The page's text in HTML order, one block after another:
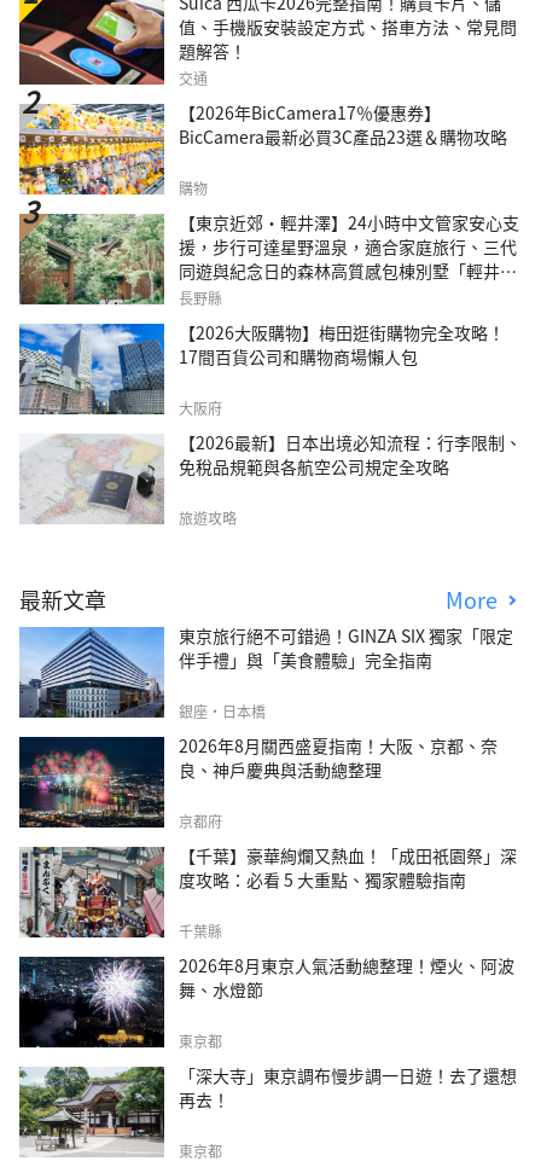
值、手機版安裝設定方式、搭車方法、常見問
題解答！
交通
【2026年BicCamera17％優惠券】
BicCamera最新必買3C產品23選＆購物攻略
購物
【東京近郊・輕井澤】24小時中文管家安心支
援，步行可達星野溫泉，適合家庭旅行、三代
同遊與紀念日的森林高質感包棟別墅「輕井澤
森四季VILLA」
長野縣
【2026大阪購物】梅田逛街購物完全攻略！
17間百貨公司和購物商場懶人包
大阪府
【2026最新】日本出境必知流程：行李限制、
免稅品規範與各航空公司規定全攻略
旅遊攻略
最新文章 More
東京旅行絕不可錯過！GINZA SIX 獨家「限定
伴手禮」與「美食體驗」完全指南
銀座・日本橋
2026年8月關西盛夏指南！大阪、京都、奈
良、神戶慶典與活動總整理
京都府
【千葉】豪華絢爛又熱血！「成田祇園祭」深
度攻略：必看 5 大重點、獨家體驗指南
千葉縣
2026年8月東京人氣活動總整理！煙火、阿波
舞、水燈節
東京都
「深大寺」東京調布慢步調一日遊！去了還想
再去！
東京都